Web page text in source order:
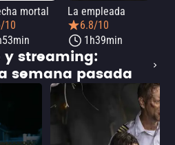
mortal
10
La empleada
6.8/10
1h39min
y streaming:
semana pasada